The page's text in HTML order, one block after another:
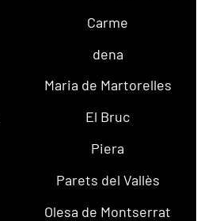
Carme
dena
Maria de Martorelles
El Bruc
Piera
Parets del Vallès
Olesa de Montserrat